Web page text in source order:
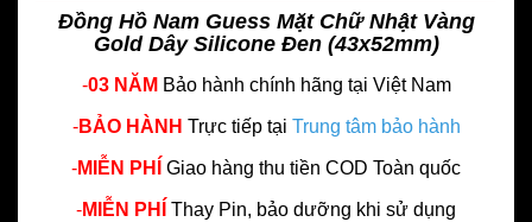
Đồng Hồ Nam Guess Mặt Chữ Nhật Vàng
Gold Dây Silicone Đen (43x52mm)
-03 NĂM Bảo hành chính hãng tại Việt Nam
-BẢO HÀNH Trực tiếp tại Trung tâm bảo hành
-MIỄN PHÍ Giao hàng thu tiền COD Toàn quốc
-MIỄN PHÍ Thay Pin, bảo dưỡng khi sử dụng